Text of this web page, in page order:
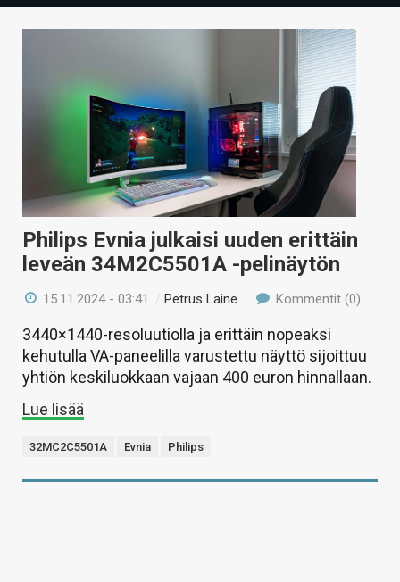
TECHBBS
VAIHDA TEEMA
HAKU
Philips Evnia julkaisi uuden erittäin
leveän 34M2C5501A -pelinäytön
15.11.2024 - 03:41 /Petrus Laine Kommentit (0)
3440×1440-resoluutiolla ja erittäin nopeaksi
kehutulla VA-paneelilla varustettu näyttö sijoittuu
yhtiön keskiluokkaan vajaan 400 euron hinnallaan.
Lue lisää
32MC2C5501A Evnia Philips